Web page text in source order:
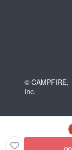
© CAMPFIRE,
Inc.